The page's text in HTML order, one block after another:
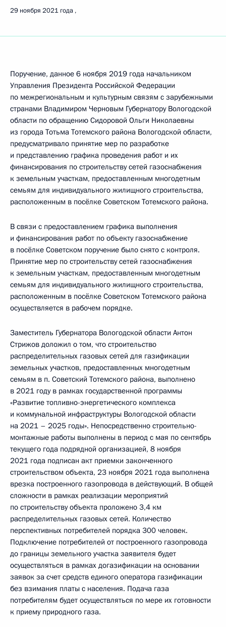
29 ноября 2021 года
Поручение, данное 6 ноября 2019 года начальником
Управления Президента Российской Федерации
по межрегиональным и культурным связям с зарубежными
странами Владимиром Черновым Губернатору Вологодской
области по обращению Сидоровой Ольги Николаевны
из города Тотьма Тотемского района Вологодской области,
предусматривало принятие мер по разработке
и представлению графика проведения работ и их
финансирования по строительству сетей газоснабжения
к земельным участкам, предоставленным многодетным
семьям для индивидуального жилищного строительства,
расположенным в посёлке Советском Тотемского района.
В связи с предоставлением графика выполнения
и финансирования работ по объекту газоснабжение
в посёлке Советском поручение было снято с контроля.
Принятие мер по строительству сетей газоснабжения
к земельным участкам, предоставленным многодетным
семьям для индивидуального жилищного строительства,
расположенным в посёлке Советском Тотемского района
осуществляется в рабочем порядке.
Заместитель Губернатора Вологодской области Антон
Стрижов доложил о том, что строительство
распределительных газовых сетей для газификации
земельных участков, предоставленных многодетным
семьям в п. Советский Тотемского района, выполнено
в 2021 году в рамках государственной программы
«Развитие топливно-энергетического комплекса
и коммунальной инфраструктуры Вологодской области
на 2021 – 2025 годы». Непосредственно строительно-
монтажные работы выполнены в период с мая по сентябрь
текущего года подрядной организацией, 8 ноября
2021 года подписан акт приемки законченного
строительством объекта, 23 ноября 2021 года выполнена
врезка построенного газопровода в действующий. В общей
сложности в рамках реализации мероприятий
по строительству объекта проложено 3,4 км
распределительных газовых сетей. Количество
перспективных потребителей порядка 300 человек.
Подключение потребителей от построенного газопровода
до границы земельного участка заявителя будет
осуществляться в рамках догазификации на основании
заявок за счет средств единого оператора газификации
без взимания платы с населения. Подача газа
потребителям будет осуществляться по мере их готовности
к приему природного газа.